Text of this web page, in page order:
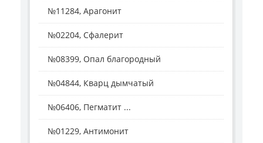
№11284, Арагонит
№02204, Сфалерит
№08399, Опал благородный
№04844, Кварц дымчатый
№06406, Пегматит ...
№01229, Антимонит